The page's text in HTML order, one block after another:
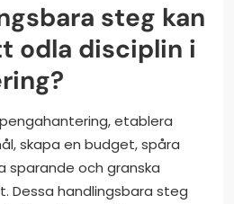
steg kan
odla disciplin i
etablera
skapa en budget, spåra
och granska
Dessa handlingsbara steg